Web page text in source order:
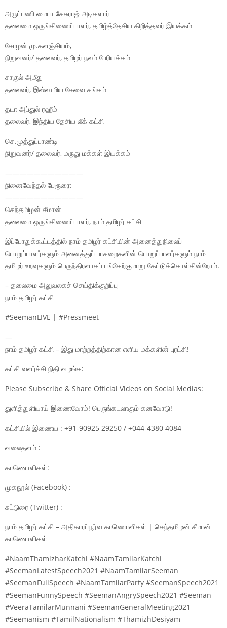
அருட்பணி மைபா சேசுராஜ் அடிகளார்
தலைமை ஒருங்கிணைப்பாளர், தமிழ்த்தேசிய கிறித்தவர் இயக்கம்
சோழன் மு.களஞ்சியம்,
நிறுவனர்/ தலைவர், தமிழர் நலம் பேரியக்கம்
சாகுல் அமீது
தலைவர், இஸ்லாமிய சேவை சங்கம்
தடா அப்துல் ரஹீம்
தலைவர், இந்திய தேசிய லீக் கட்சி
செ.முத்துப்பாண்டி
நிறுவனர்/ தலைவர், மருது மக்கள் இயக்கம்
———————————
நினைவேந்தல் பேரூரை:
———————————
செந்தமிழன் சீமான்
தலைமை ஒருங்கிணைப்பாளர், நாம் தமிழர் கட்சி
இப்போதுக்கூட்டத்தில் நாம் தமிழர் கட்சியின் அனைத்துநிலைப்
பொறுப்பாளர்களும் அனைத்துப் பாசறைகளின் பொறுப்பாளர்களும் நாம்
தமிழர் உறவுகளும் பெருந்திரளாகப் பங்கேற்குமாறு கேட்டுக்கொள்கின்றோம்.
– தலைமை அலுவலகச் செய்திக்குறிப்பு
நாம் தமிழர் கட்சி
#SeemanLIVE | #Pressmeet
—
நாம் தமிழர் கட்சி – இது மாற்றத்திற்கான எளிய மக்களின் புரட்சி!
கட்சி வளர்ச்சி நிதி வழங்க:
Please Subscribe & Share Official Videos on Social Medias:
துளித்துளியாய் இணைவோம்! பெருங்கடலாகும் கனவோடு!
கட்சியில் இணைய : +91-90925 29250 / +044-4380 4084
வலைதளம் :
காணொளிகள்:
முகநூல் (Facebook) :
சுட்டுரை (Twitter) :
நாம் தமிழர் கட்சி – அதிகாரப்பூர்வ காணொளிகள் | செந்தமிழன் சீமான்
காணொளிகள்
#NaamThamizharKatchi #NaamTamilarKatchi
#SeemanLatestSpeech2021 #NaamTamilarSeeman
#SeemanFullSpeech #NaamTamilarParty #SeemanSpeech2021
#SeemanFunnySpeech #SeemanAngrySpeech2021 #Seeman
#VeeraTamilarMunnani #SeemanGeneralMeeting2021
#Seemanism #TamilNationalism #ThamizhDesiyam